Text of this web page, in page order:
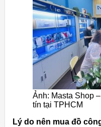
Ảnh: Masta Shop
tín tại TPHCM
Lý do nên mua đồ